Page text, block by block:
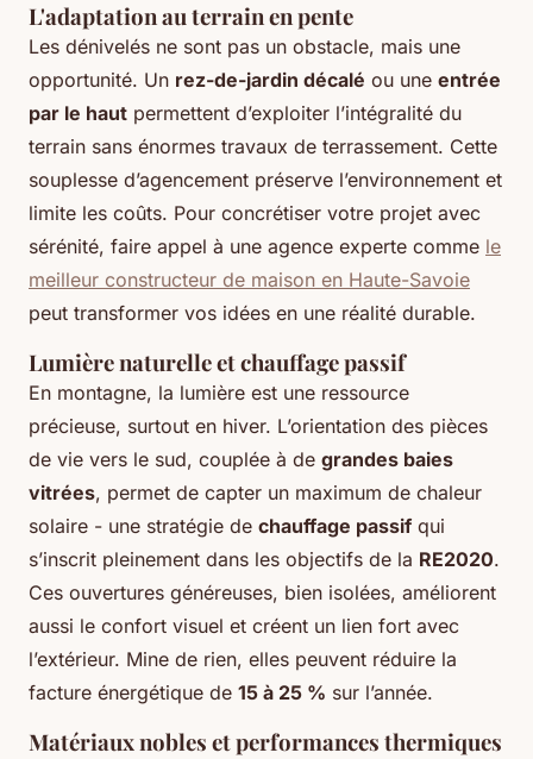
L'adaptation au terrain en pente
Les dénivelés ne sont pas un obstacle, mais une
opportunité. Un rez-de-jardin décalé ou une entrée
par le haut permettent d’exploiter l’intégralité du
terrain sans énormes travaux de terrassement. Cette
souplesse d’agencement préserve l’environnement et
limite les coûts. Pour concrétiser votre projet avec
sérénité, faire appel à une agence experte comme le
meilleur constructeur de maison en Haute-Savoie
peut transformer vos idées en une réalité durable.
Lumière naturelle et chauffage passif
En montagne, la lumière est une ressource
précieuse, surtout en hiver. L’orientation des pièces
de vie vers le sud, couplée à de grandes baies
vitrées, permet de capter un maximum de chaleur
solaire - une stratégie de chauffage passif qui
s’inscrit pleinement dans les objectifs de la RE2020.
Ces ouvertures généreuses, bien isolées, améliorent
aussi le confort visuel et créent un lien fort avec
l’extérieur. Mine de rien, elles peuvent réduire la
facture énergétique de 15 à 25 % sur l’année.
Matériaux nobles et performances thermiques